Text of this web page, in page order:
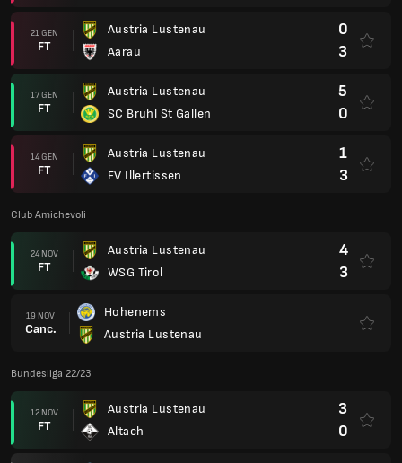
21 GEN
FT
Austria Lustenau
Aarau
0
3
17 GEN
FT
Austria Lustenau
SC Bruhl St Gallen
5
0
14 GEN
FT
Austria Lustenau
FV Illertissen
1
3
Club Amichevoli
24 NOV
FT
Austria Lustenau
WSG Tirol
4
3
19 NOV
Canc.
Hohenems
Austria Lustenau
Bundesliga 22/23
12 NOV
FT
Austria Lustenau
Altach
3
0